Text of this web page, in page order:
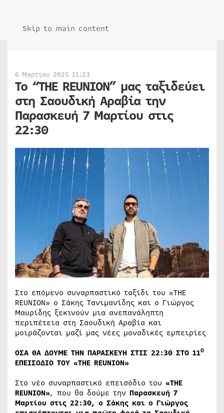
Skip to main content
6 Μαρτίου 2025 11:23
Το “THE REUNION” μας ταξιδεύει
στη Σαουδική Αραβία την
Παρασκευή 7 Μαρτίου στις
22:30
Στο επόμενο συναρπαστικό ταξίδι του «THE
REUNION» ο Σάκης Τανιμανίδης και ο Γιώργος
Μαυρίδης ξεκινούν μια ανεπανάληπτη
περιπέτεια στη Σαουδική Αραβία και
μοιράζονται μαζί μας νέες μοναδικές εμπειρίες
ΟΣΑ ΘΑ ΔΟΥΜΕ ΤΗΝ ΠΑΡΑΣΚΕΥΗ ΣΤΙΣ 22:30 ΣΤΟ 11Ο
ΕΠΕΙΣΟΔΙΟ ΤΟΥ «ΤΗΕ REUNIOΝ»
Στο νέο συναρπαστικό επεισόδιο του «THE
REUNION», που θα δούμε την Παρασκευή 7
Μαρτίου στις 22:30, ο Σάκης και ο Γιώργος